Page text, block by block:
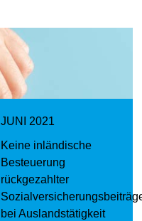
JUNI 2021
Keine inländische
Besteuerung
rückgezahlter
bei Auslandstätigkeit